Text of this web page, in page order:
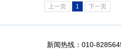
上一页 1 下一页
新闻热线：010-